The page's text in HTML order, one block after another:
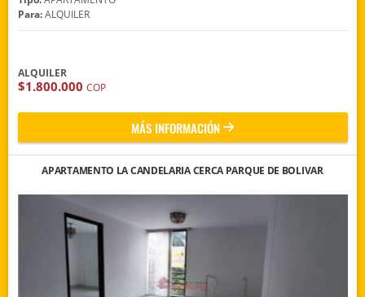
Para:ALQUILER
ALQUILER
$1.800.000 COP
MÁS INFORMACIÓN
APARTAMENTO LA CANDELARIA CERCA PARQUE DE BOLIVAR